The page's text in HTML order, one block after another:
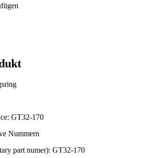
GT32-170
Nummern
part numer): GT32-170